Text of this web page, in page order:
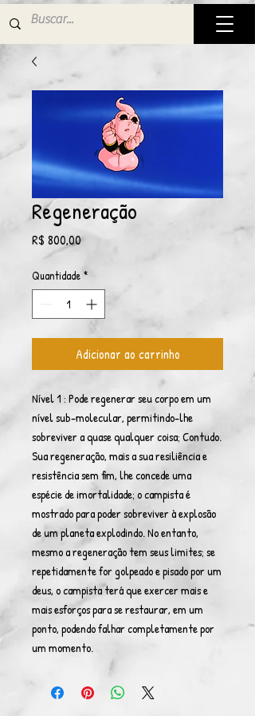
Regeneração
R$ 800,00Preço
Quantidade *
Adicionar ao carrinho
Nível 1 : Pode regenerar seu corpo em um
nível sub-molecular, permitindo-lhe
sobreviver a quase qualquer coisa; Contudo.
Sua regeneração, mais a sua resiliência e
resistência sem fim, lhe concede uma
espécie de imortalidade; o campista é
mostrado para poder sobreviver à explosão
de um planeta explodindo. No entanto,
mesmo a regeneração tem seus limites; se
repetidamente for golpeado e pisado por um
deus, o campista terá que exercer mais e
mais esforços para se restaurar, em um
ponto, podendo falhar completamente por
um momento.